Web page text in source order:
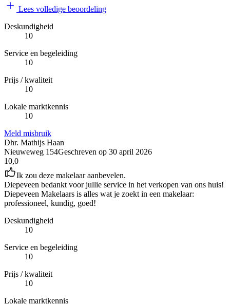
Lees volledige beoordeling
Deskundigheid
10
Service en begeleiding
10
Prijs / kwaliteit
10
Lokale marktkennis
10
Meld misbruik
Dhr. Mathijs Haan
Nieuweweg 154Geschreven op 30 april 2026
10,0
Ik zou deze makelaar aanbevelen.
Diepeveen bedankt voor jullie service in het verkopen van ons huis!
Diepeveen Makelaars is alles wat je zoekt in een makelaar:
professioneel, kundig, goed!
Deskundigheid
10
Service en begeleiding
10
Prijs / kwaliteit
10
Lokale marktkennis